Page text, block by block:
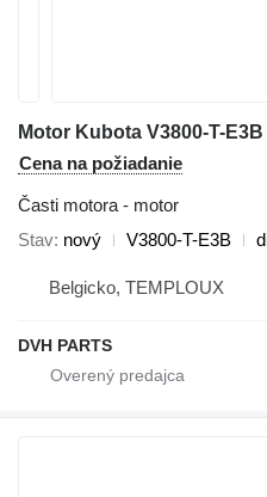
Cena na požiadanie
Časti motora - motor
Stav nový V3800-T-E3B
Belgicko, TEMPLOUX
DVH PARTS